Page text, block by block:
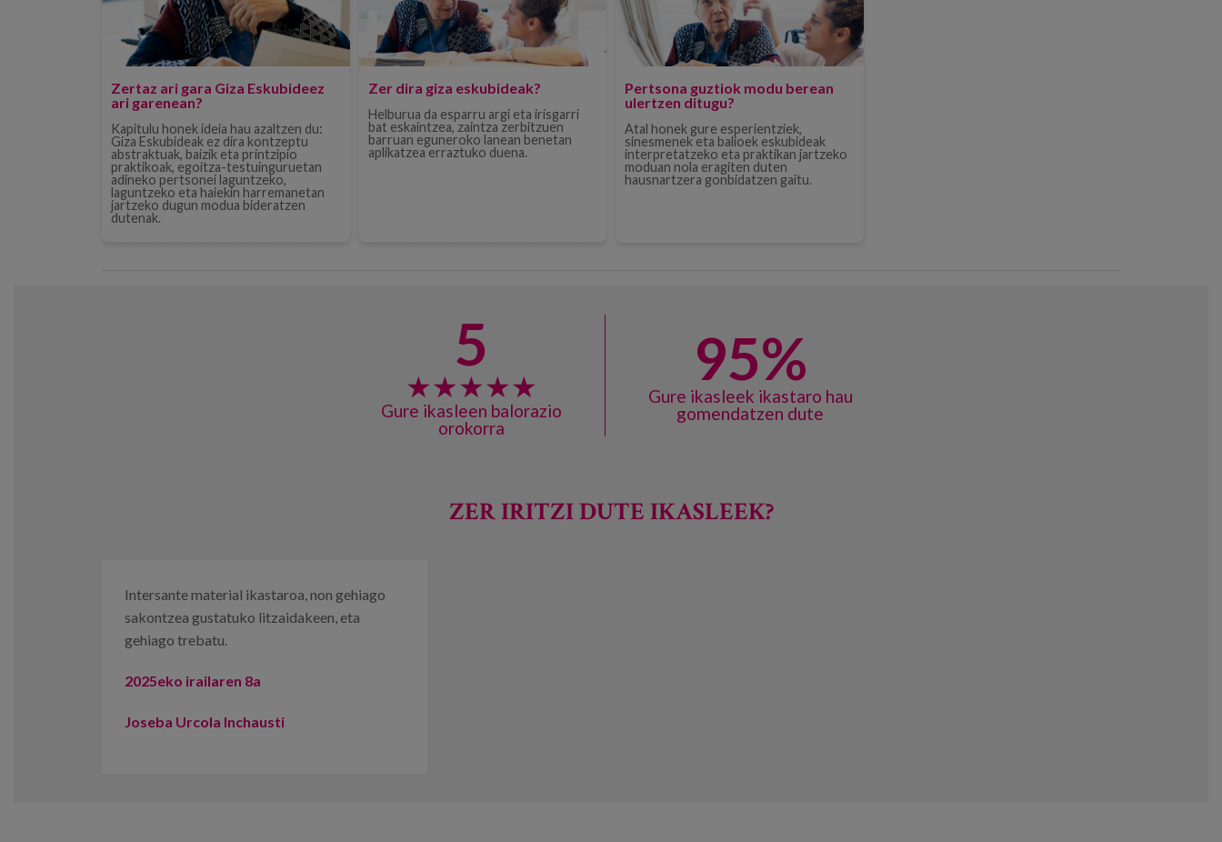
Zertaz ari gara Giza Eskubideez
ari garenean?
Kapitulu honek ideia hau azaltzen du:
Giza Eskubideak ez dira kontzeptu
abstraktuak, baizik eta printzipio
praktikoak, egoitza-testuinguruetan
adineko pertsonei laguntzeko,
laguntzeko eta haiekin harremanetan
jartzeko dugun modua bideratzen
dutenak.
Zer dira giza eskubideak?
Helburua da esparru argi eta irisgarri
bat eskaintzea, zaintza zerbitzuen
barruan eguneroko lanean benetan
aplikatzea erraztuko duena.
Pertsona guztiok modu berean
ulertzen ditugu?
Atal honek gure esperientziek,
sinesmenek eta balioek eskubideak
interpretatzeko eta praktikan jartzeko
moduan nola eragiten duten
hausnartzera gonbidatzen gaitu.
5
Gure ikasleen balorazio
orokorra
95%
Gure ikasleek ikastaro hau
gomendatzen dute
ZER IRITZI DUTE IKASLEEK?
Intersante material ikastaroa, non gehiago
sakontzea gustatuko litzaidakeen, eta
gehiago trebatu.
2025eko irailaren 8a
Joseba Urcola Inchausti